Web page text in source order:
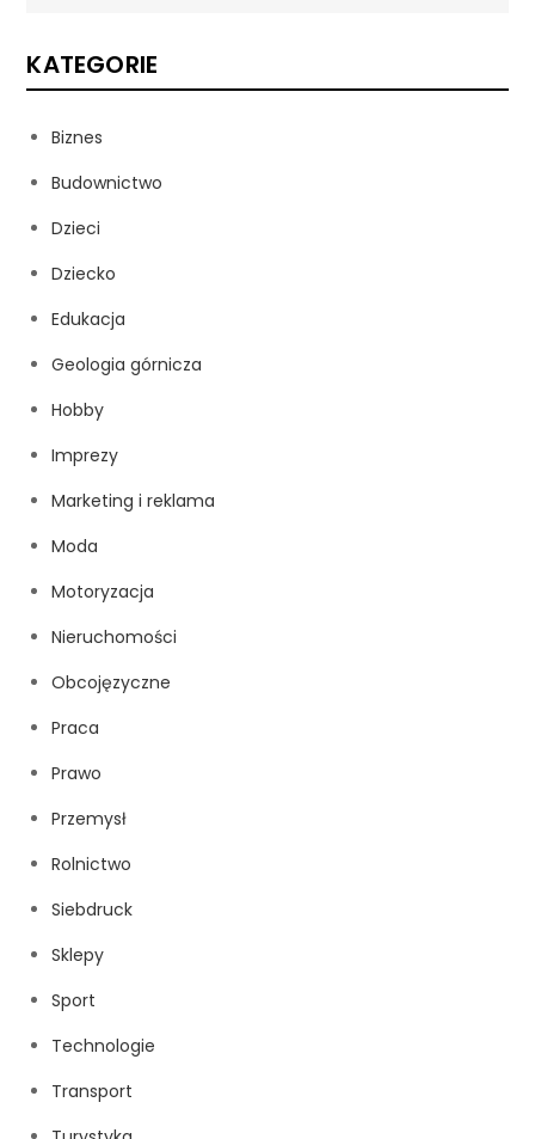
KATEGORIE
Biznes
Budownictwo
Dzieci
Dziecko
Edukacja
Geologia górnicza
Hobby
Imprezy
Marketing i reklama
Moda
Motoryzacja
Nieruchomości
Obcojęzyczne
Praca
Prawo
Przemysł
Rolnictwo
Siebdruck
Sklepy
Sport
Technologie
Transport